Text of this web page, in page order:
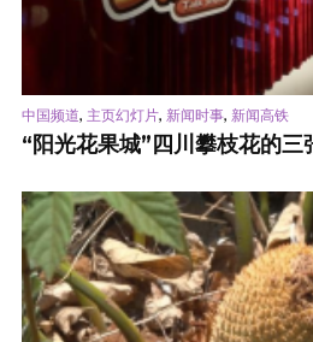
中国频道, 主页幻灯片, 新闻时事, 新闻高铁
“阳光花果城”四川攀枝花的三